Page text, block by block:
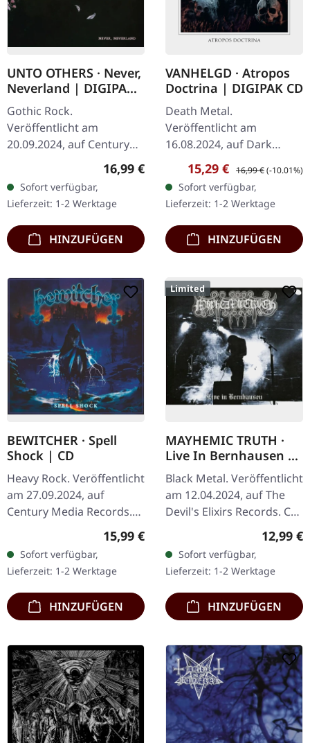
UNTO OTHERS · Never,
Neverland | DIGIPAK
CD
Gothic Rock.
Veröffentlicht am
20.09.2024, auf Century
Media Records. CD im
Digipak. UNTO OTHERS
meldet sich mit ihrem
neuen Album "Never,
Neverland"…
Regulärer Preis:
16,99 €
Sofort verfügbar,
Lieferzeit: 1-2 Werktage
HINZUFÜGEN
VANHELGD · Atropos
Doctrina | DIGIPAK CD
Death Metal.
Veröffentlicht am
16.08.2024, auf Dark
Descent Records. CD im
DigiPak. Die
schwedischen Death
Metal Veteranen
Vanhelgd kehren mit
ihrem…
Verkaufspreis:
15,29 € Regulärer Preis:
16,99 €(-10.01%)
Sofort verfügbar,
Lieferzeit: 1-2 Werktage
HINZUFÜGEN
BEWITCHER · Spell
Shock | CD
Heavy Rock. Veröffentlicht
am 27.09.2024, auf
Century Media Records.
CD im Jewelcase. "Spell
Shock" markiert eine
triumphale Rückkehr für
Portlands…
Regulärer Preis:
15,99 €
Sofort verfügbar,
Lieferzeit: 1-2 Werktage
HINZUFÜGEN
Limited
MAYHEMIC TRUTH ·
Live In Bernhausen |
DIGIBOOK CD
Black Metal. Veröffentlicht
am 12.04.2024, auf The
Devil's Elixirs Records. CD
im noblen Digibook.
Limitiert auf 333 Stück,
handnummeriert!
Mayhemic…
12,99 €
Sofort verfügbar,
Lieferzeit: 1-2 Werktage
HINZUFÜGEN